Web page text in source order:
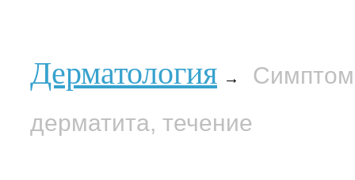
Дерматология →
дерматита, течение